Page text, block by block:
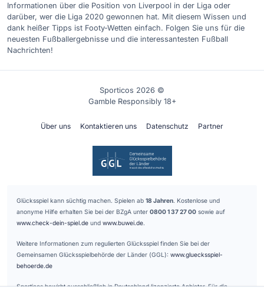
Informationen über die Position von Liverpool in der Liga oder
darüber, wer die Liga 2020 gewonnen hat. Mit diesem Wissen und
dank heißer Tipps ist Footy-Wetten einfach. Folgen Sie uns für die
neuesten Fußballergebnisse und die interessantesten Fußball
Nachrichten!
Sporticos 2026 ©
Gamble Responsibly 18+
Über uns Kontaktieren uns Datenschutz Partner
Glücksspiel kann süchtig machen. Spielen ab 18 Jahren. Kostenlose und
anonyme Hilfe erhalten Sie bei der BZgA unter 0800 1 37 27 00 sowie auf
www.check-dein-spiel.de und www.buwei.de.
Weitere Informationen zum regulierten Glücksspiel finden Sie bei der
Gemeinsamen Glücksspielbehörde der Länder (GGL): www.gluecksspiel-
behoerde.de
Sporticos bewirbt ausschließlich in Deutschland lizenzierte Anbieter. Für die